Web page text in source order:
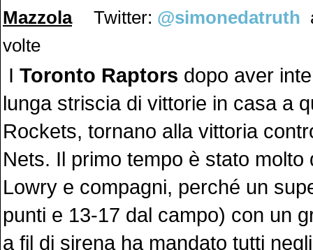
Mazzola
Twitter: @simonedatruth
volte
I Toronto Raptors dopo aver
lunga striscia di vittorie in casa a
Rockets, tornano alla vittoria
Nets. Il primo tempo è stato molto
Lowry e compagni, perché un
punti e 13-17 dal campo) con un
a fil di sirena ha mandato tutti